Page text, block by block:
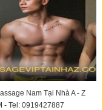
Nam Tại Nhà A - Z
- Tel: 0919427887